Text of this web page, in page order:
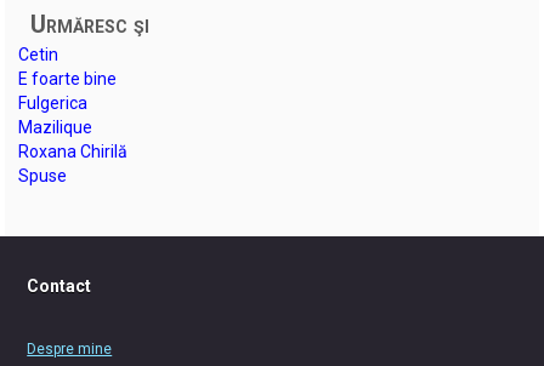
Urmăresc şi
Cetin
E foarte bine
Fulgerica
Mazilique
Roxana Chirilă
Spuse
Contact
Despre mine